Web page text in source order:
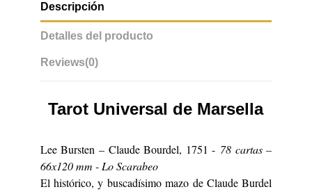
Descripción
Detalles del producto
Reviews(0)
Tarot Universal de Marsella
Lee Bursten – Claude Bourdel, 1751 - 78 cartas –
66x120 mm - Lo Scarabeo
El histórico, y buscadísimo mazo de Claude Burdel